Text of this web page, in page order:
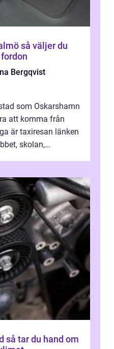
du
Bergqvist
som Oskarshamn
att komma från
är taxiresan länken
skolan,